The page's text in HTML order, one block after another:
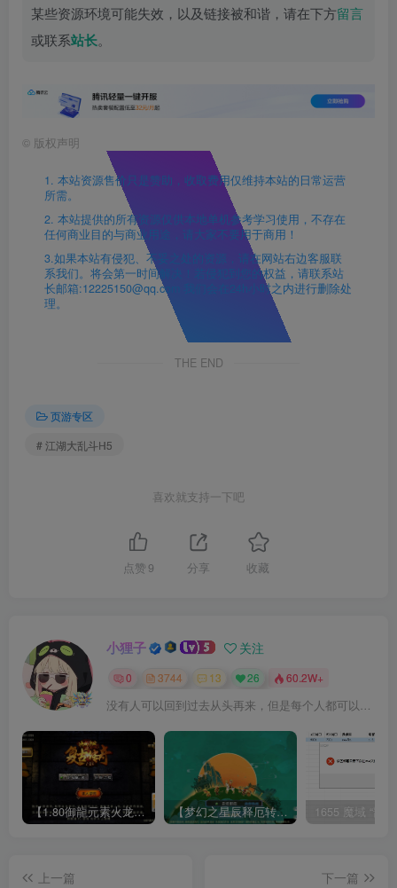
某些资源环境可能失效，以及链接被和谐，请在下方留言
或联系站长。
© 版权声明
1. 本站资源售价只是赞助，收取费用仅维持本站的日常运营
所需。
2. 本站提供的所有资源仅供本地单机参考学习使用，不存在
任何商业目的与商业用途，请大家不要用于商用！
3.如果本站有侵犯、不妥之处的资源，请在网站右边客服联
系我们。将会第一时间解决！若侵犯到您的权益，请联系站
长邮箱:12225150@qq.com 我们会在24h小时之内进行删除处
理。
THE END
页游专区
# 江湖大乱斗H5
喜欢就支持一下吧
点赞 9 分享 收藏
小狸子 关注
0 3744 13 26 60.2W+
没有人可以回到过去从头再来，但是每个人都可以从今天开始，创造一个全新的结局
【1.80御龍元素火龙[摸摸登陆器]】战神引擎WIN服务端+GM工具+充值后台+双端+架设教程 【梦幻之星辰释厄转尊享挂机版】MT3换皮梦幻西游Linux服务端+GM后台+双端+源码+架设教程
上一篇
下一篇